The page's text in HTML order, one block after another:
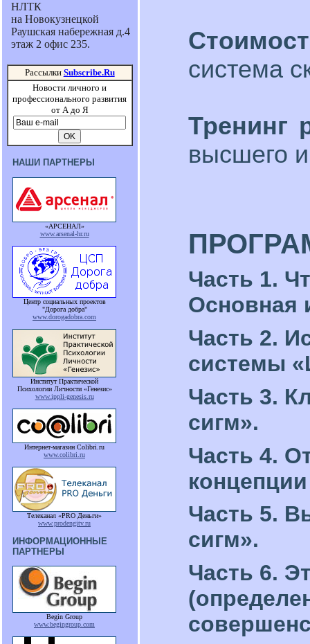
НЛТК
на Новокузнецкой
Раушская набережная д.4
этаж 2 офис 235.
Рассылки Subscribe.Ru
Новости личного и
профессионального развития
от А до Я
НАШИ ПАРТНЕРЫ
«АРСЕНАЛ»
www.arsenal-hr.ru
Центр социальных проектов
"Дорога добра"
www.dorogadobra.com
Институт Практической
Психологии Личности «Генезис»
www.ippli-genesis.ru
Интернет-магазин Colibri.ru
www.colibri.ru
Телеканал «PRO Деньги»
www.prodengitv.ru
ИНФОРМАЦИОННЫЕ
ПАРТНЕРЫ
Begin Group
www.begingroup.com
система
Тренинг
высшего
Часть 1.
Основная
Часть 2.
системы
Часть 3.
сигм».
Часть 4.
Часть 5.
сигм».
Часть 6.